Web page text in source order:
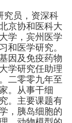
究员，资深科
京协和医科大
学，宾州医学
和医学研究。
因及免疫药物
学研究任助理
二零零九年至
。从事干细
。主要课题有
，胰岛细胞的